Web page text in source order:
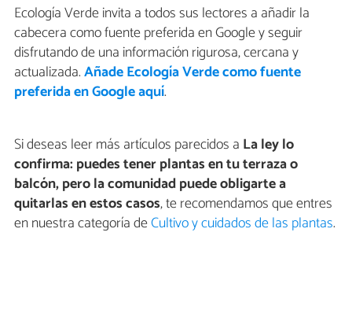
Ecología Verde invita a todos sus lectores a añadir la
cabecera como fuente preferida en Google y seguir
disfrutando de una información rigurosa, cercana y
actualizada.Añade Ecología Verde como fuente
preferida en Google aquí.
Si deseas leer más artículos parecidos a La ley lo
confirma: puedes tener plantas en tu terraza o
balcón, pero la comunidad puede obligarte a
quitarlas en estos casos, te recomendamos que entres
en nuestra categoría deCultivo y cuidados de las plantas.